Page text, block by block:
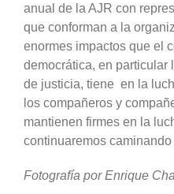
anual de la AJR con
que conforman a la
enormes impactos que el
democrática, en particular
de justicia, tiene en la
los compañeros y
mantienen firmes en la
continuaremos
Fotografía por Enrique